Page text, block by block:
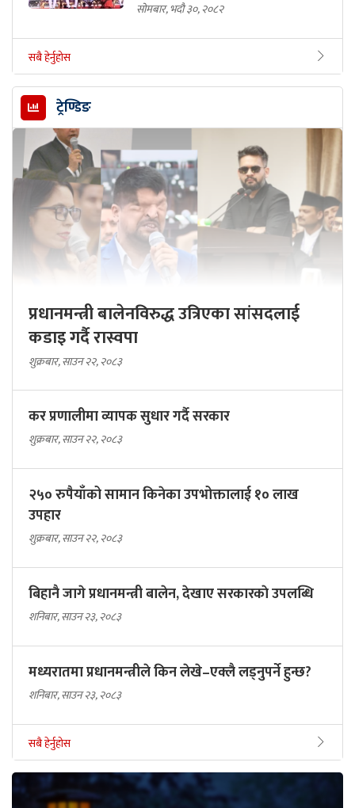
सोमबार, भदौ ३०, २०८२
सबै हेर्नुहोस
ट्रेण्डिङ
प्रधानमन्त्री बालेनविरुद्ध उत्रिएका सांसदलाई
कडाइ गर्दै रास्वपा
शुक्रबार, साउन २२, २०८३
कर प्रणालीमा व्यापक सुधार गर्दै सरकार
शुक्रबार, साउन २२, २०८३
२५० रुपैयाँको सामान किनेका उपभोक्तालाई १० लाख
उपहार
शुक्रबार, साउन २२, २०८३
बिहानै जागे प्रधानमन्त्री बालेन, देखाए सरकारकाे उपलब्धि
शनिबार, साउन २३, २०८३
मध्यरातमा प्रधानमन्त्रीले किन लेखे–एक्लै लड्नुपर्ने हुन्छ?
शनिबार, साउन २३, २०८३
सबै हेर्नुहोस